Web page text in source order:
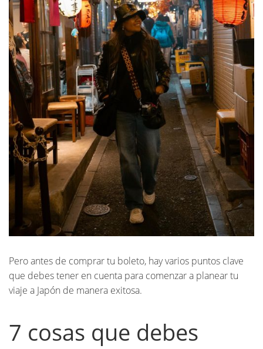
Pero antes de comprar tu boleto, hay varios puntos clave
que debes tener en cuenta para comenzar a planear tu
viaje a Japón de manera exitosa.
7 cosas que debes